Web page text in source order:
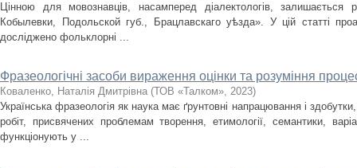
Цінною для мовознавців, насамперед діалектологів, залишається
Кобылевки, Подольской губ., Брацлавскаго уѣзда». У цій статті
досліджено фольклорні ...
Фразеологічні засоби вираження оцінки та розуміння
Коваленко, Наталія Дмитрівна (ТОВ «Талком», 2023)
Українська фразеологія як наука має ґрунтовні напрацювання і
робіт, присвячених проблемам творення, етимології, семантики,
функціонують у ...